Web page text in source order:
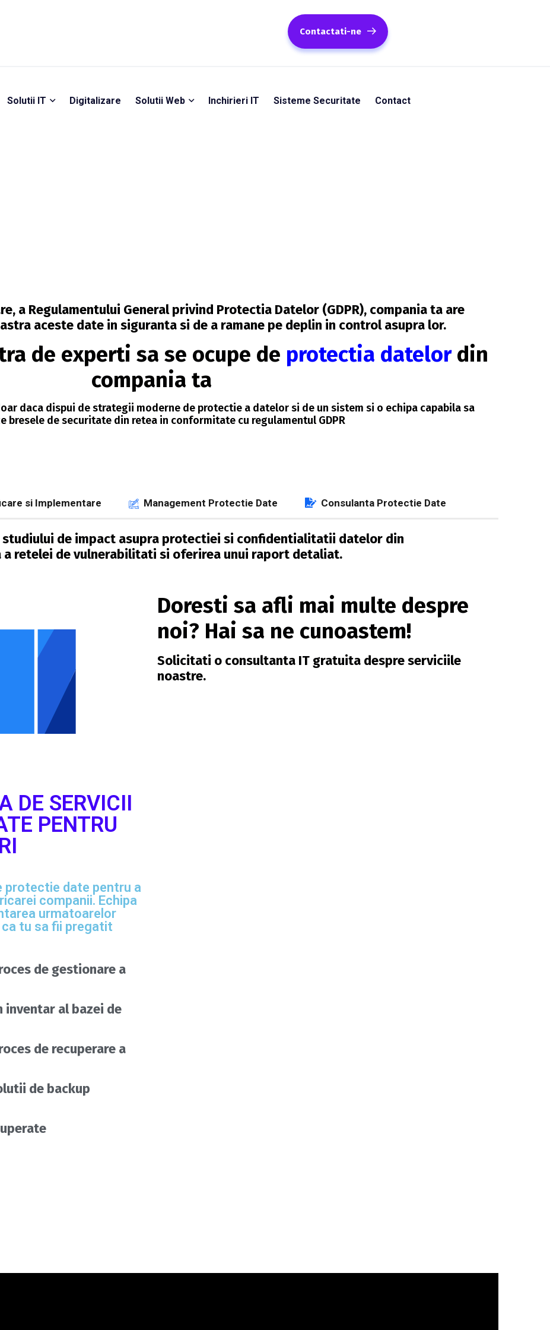
Contactati-ne
Solutii IT Digitalizare Solutii Web Inchirieri IT Sisteme Securitate Contact
a Regulamentului General privind Protectia Datelor (GDPR), compania ta are
aceste date in siguranta si de a ramane pe deplin in control asupra lor.
de experti sa se ocupe de protectia datelor din
compania ta
daca dispui de strategii moderne de protectie a datelor si de un sistem si o echipa capabila sa
bresele de securitate din retea in conformitate cu regulamentul GDPR
si Implementare Management Protectie Date Consulanta Protectie Date
de impact asupra protectiei si confidentialitatii datelor din
a retelei de vulnerabilitati si oferirea unui raport detaliat.
Doresti sa afli mai multe despre
noi? Hai sa ne cunoastem!
Solicitati o consultanta IT gratuita despre serviciile
noastre.
DE SERVICII
PENTRU
protectie date pentru a
companii. Echipa
urmatoarelor
tu sa fii pregatit
de gestionare a
inventar al bazei de
de recuperare a
de backup